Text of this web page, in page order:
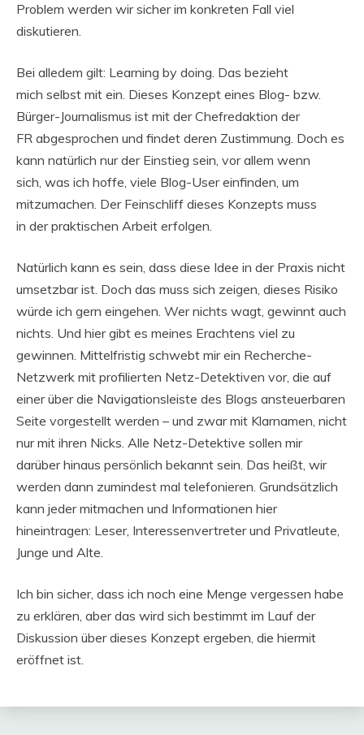
Problem werden wir sicher im konkreten Fall viel
diskutieren.
Bei alledem gilt: Learning by doing. Das bezieht
mich selbst mit ein. Dieses Konzept eines Blog- bzw.
Bürger-Journalismus ist mit der Chefredaktion der
FR abgesprochen und findet deren Zustimmung. Doch es
kann natürlich nur der Einstieg sein, vor allem wenn
sich, was ich hoffe, viele Blog-User einfinden, um
mitzumachen. Der Feinschliff dieses Konzepts muss
in der praktischen Arbeit erfolgen.
Natürlich kann es sein, dass diese Idee in der Praxis nicht
umsetzbar ist. Doch das muss sich zeigen, dieses Risiko
würde ich gern eingehen. Wer nichts wagt, gewinnt auch
nichts. Und hier gibt es meines Erachtens viel zu
gewinnen. Mittelfristig schwebt mir ein Recherche-
Netzwerk mit profilierten Netz-Detektiven vor, die auf
einer über die Navigationsleiste des Blogs ansteuerbaren
Seite vorgestellt werden – und zwar mit Klarnamen, nicht
nur mit ihren Nicks. Alle Netz-Detektive sollen mir
darüber hinaus persönlich bekannt sein. Das heißt, wir
werden dann zumindest mal telefonieren. Grundsätzlich
kann jeder mitmachen und Informationen hier
hineintragen: Leser, Interessenvertreter und Privatleute,
Junge und Alte.
Ich bin sicher, dass ich noch eine Menge vergessen habe
zu erklären, aber das wird sich bestimmt im Lauf der
Diskussion über dieses Konzept ergeben, die hiermit
eröffnet ist.